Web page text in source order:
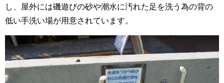
し、屋外には磯遊びの砂や潮水に汚れた足を洗う為の背の
低い手洗い場が用意されています。